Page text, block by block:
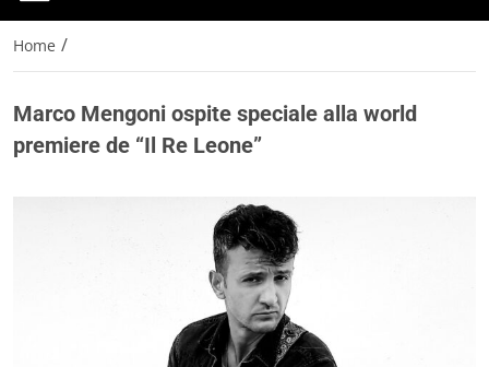
Home /
Marco Mengoni ospite speciale alla world
premiere de “Il Re Leone”